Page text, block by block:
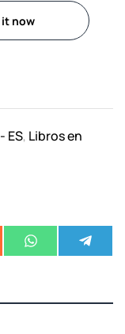
it now
ES, Libros en